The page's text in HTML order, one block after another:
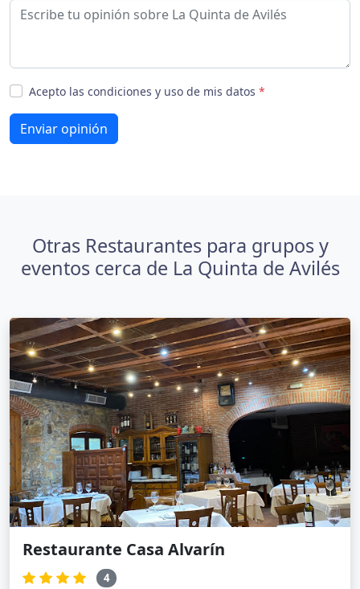
Acepto las condiciones y uso de mis datos *
Enviar opinión
Otras Restaurantes para grupos y
eventos cerca de La Quinta de Avilés
Restaurante Casa Alvarín
4